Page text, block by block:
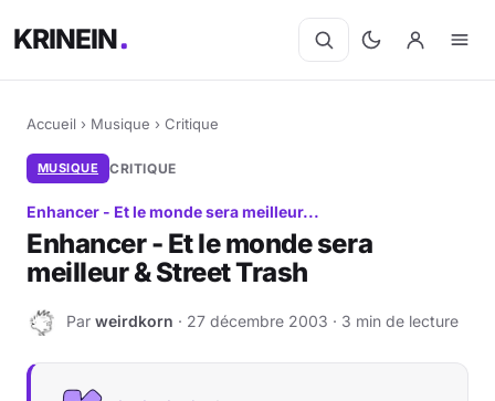
KRINEIN
Accueil › Musique › Critique
MUSIQUE CRITIQUE
Enhancer - Et le monde sera meilleur...
Enhancer - Et le monde sera
meilleur & Street Trash
W Par weirdkorn · 27 décembre 2003 · 3 min de lecture